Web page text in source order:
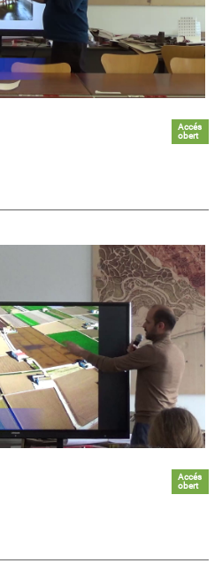
Accés
obert
Accés
obert